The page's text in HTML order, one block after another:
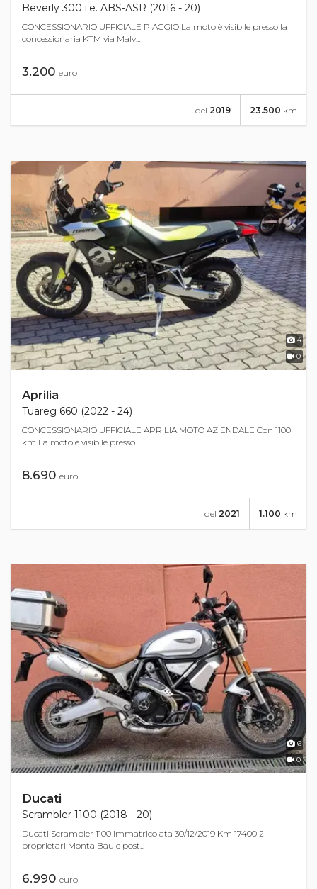
Beverly 300 i.e. ABS-ASR (2016 - 20)
CONCESSIONARIO UFFICIALE PIAGGIO La moto è visibile presso la
concessionaria KTM via Malv...
3.200 euro
23.500 km
del 2019
4
0
Aprilia
Tuareg 660 (2022 - 24)
CONCESSIONARIO UFFICIALE APRILIA MOTO AZIENDALE Con 1100
km La moto è visibile presso ...
8.690 euro
1.100 km
del 2021
6
0
Ducati
Scrambler 1100 (2018 - 20)
Ducati Scrambler 1100 immatricolata 30/12/2019 Km 17400 2
proprietari Monta Baule post...
6.990 euro